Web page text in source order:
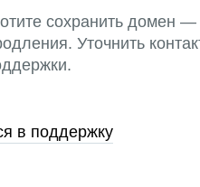
сохранить домен —
Уточнить
в поддержку